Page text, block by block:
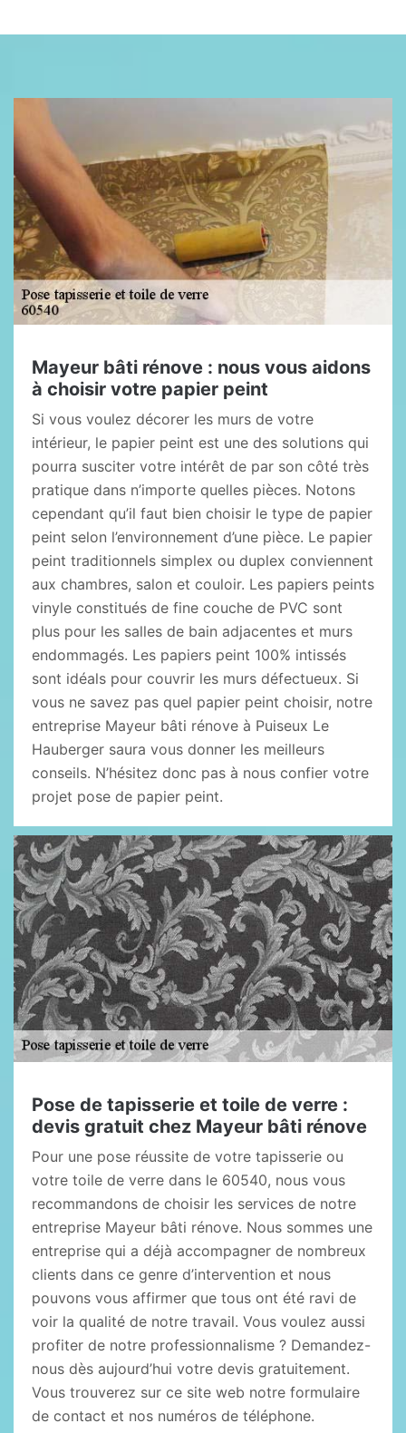
Mayeur bâti rénove : nous vous aidons
à choisir votre papier peint
Si vous voulez décorer les murs de votre
intérieur, le papier peint est une des solutions qui
pourra susciter votre intérêt de par son côté très
pratique dans n’importe quelles pièces. Notons
cependant qu’il faut bien choisir le type de papier
peint selon l’environnement d’une pièce. Le papier
peint traditionnels simplex ou duplex conviennent
aux chambres, salon et couloir. Les papiers peints
vinyle constitués de fine couche de PVC sont
plus pour les salles de bain adjacentes et murs
endommagés. Les papiers peint 100% intissés
sont idéals pour couvrir les murs défectueux. Si
vous ne savez pas quel papier peint choisir, notre
entreprise Mayeur bâti rénove à Puiseux Le
Hauberger saura vous donner les meilleurs
conseils. N’hésitez donc pas à nous confier votre
projet pose de papier peint.
Pose de tapisserie et toile de verre :
devis gratuit chez Mayeur bâti rénove
Pour une pose réussite de votre tapisserie ou
votre toile de verre dans le 60540, nous vous
recommandons de choisir les services de notre
entreprise Mayeur bâti rénove. Nous sommes une
entreprise qui a déjà accompagner de nombreux
clients dans ce genre d’intervention et nous
pouvons vous affirmer que tous ont été ravi de
voir la qualité de notre travail. Vous voulez aussi
profiter de notre professionnalisme ? Demandez-
nous dès aujourd’hui votre devis gratuitement.
Vous trouverez sur ce site web notre formulaire
de contact et nos numéros de téléphone.